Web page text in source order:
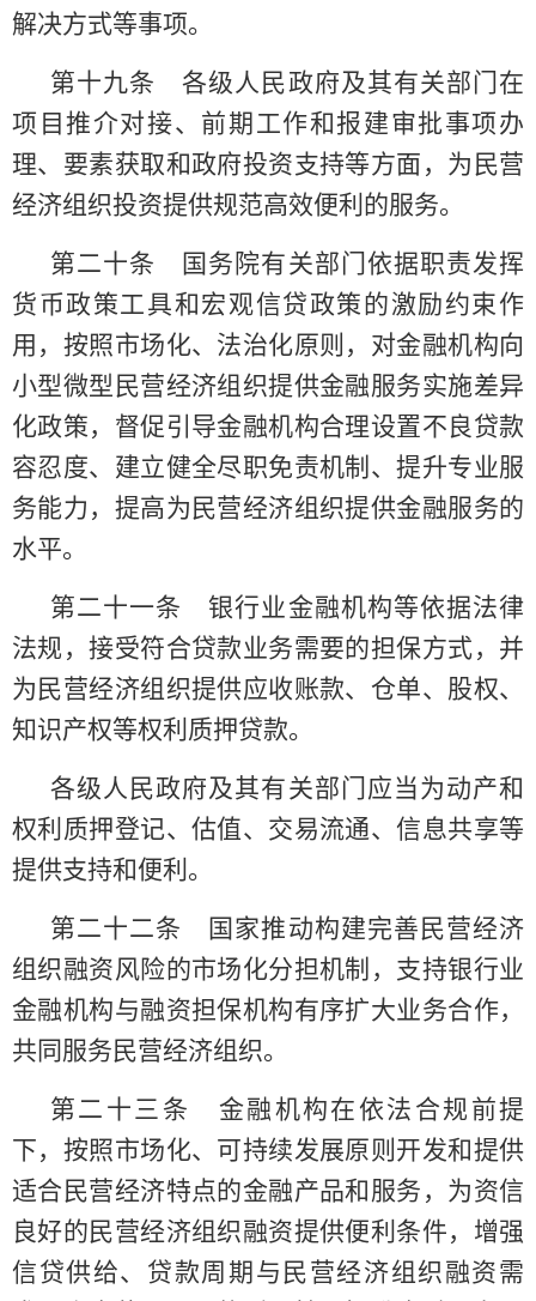
解决方式等事项。
第十九条 各级人民政府及其有关部门在
项目推介对接、前期工作和报建审批事项办
理、要素获取和政府投资支持等方面，为民营
经济组织投资提供规范高效便利的服务。
第二十条 国务院有关部门依据职责发挥
货币政策工具和宏观信贷政策的激励约束作
用，按照市场化、法治化原则，对金融机构向
小型微型民营经济组织提供金融服务实施差异
化政策，督促引导金融机构合理设置不良贷款
容忍度、建立健全尽职免责机制、提升专业服
务能力，提高为民营经济组织提供金融服务的
水平。
第二十一条 银行业金融机构等依据法律
法规，接受符合贷款业务需要的担保方式，并
为民营经济组织提供应收账款、仓单、股权、
知识产权等权利质押贷款。
各级人民政府及其有关部门应当为动产和
权利质押登记、估值、交易流通、信息共享等
提供支持和便利。
第二十二条 国家推动构建完善民营经济
组织融资风险的市场化分担机制，支持银行业
金融机构与融资担保机构有序扩大业务合作，
共同服务民营经济组织。
第二十三条 金融机构在依法合规前提
下，按照市场化、可持续发展原则开发和提供
适合民营经济特点的金融产品和服务，为资信
良好的民营经济组织融资提供便利条件，增强
信贷供给、贷款周期与民营经济组织融资需